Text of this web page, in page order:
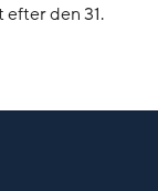
den 31.